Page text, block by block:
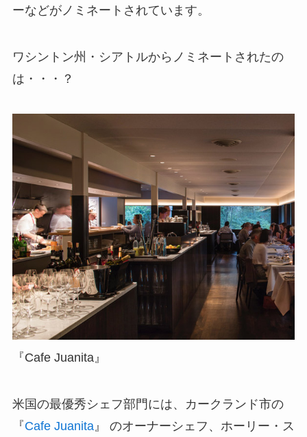
ーなどがノミネートされています。
ワシントン州・シアトルからノミネートされたの
は・・・？
『Cafe Juanita』
米国の最優秀シェフ部門には、カークランド市の
『Cafe Juanita』 のオーナーシェフ、ホーリー・ス